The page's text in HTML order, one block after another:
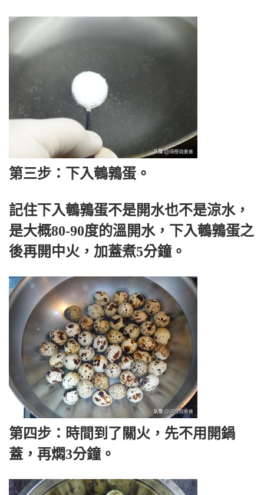
第三步：下入鵪鶉蛋。
記住下入鵪鶉蛋不是開水也不是涼水，
是大概80-90度的溫開水，下入鵪鶉蛋之
後再開中火，加蓋煮5分鐘。
第四步：時間到了關火，先不用開鍋
蓋，再燜3分鐘。